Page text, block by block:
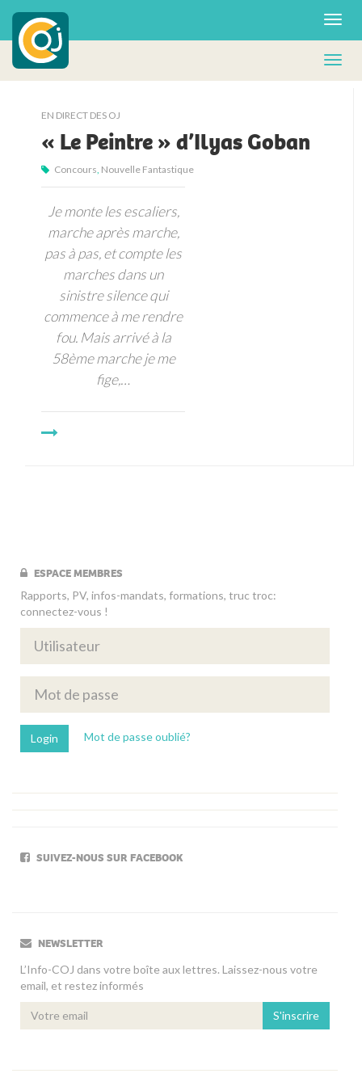
EN DIRECT DES OJ
« Le Peintre » d’Ilyas Goban
Concours Nouvelle Fantastique
Je monte les escaliers,
marche après marche,
pas à pas, et compte les
marches dans un
sinistre silence qui
commence à me rendre
fou. Mais arrivé à la
58ème marche je me
fige,…
ESPACE MEMBRES
Rapports, PV, infos-mandats, formations, truc troc:
connectez-vous !
Mot de passe oublié?
SUIVEZ-NOUS SUR FACEBOOK
NEWSLETTER
L’Info-COJ dans votre boîte aux lettres. Laissez-nous votre
email, et restez informés
S'inscrire